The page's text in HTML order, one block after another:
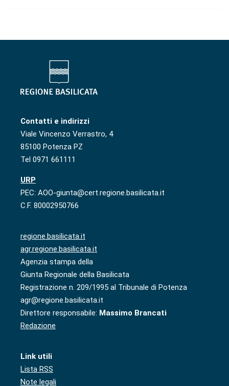
Contatti e indirizzi
Viale Vincenzo Verrastro, 4
85100 Potenza PZ
Tel 0971 661111
URP
PEC: AOO-giunta@cert.regione.basilicata.it
C.F. 80002950766
regione.basilicata.it
agr.regione.basilicata.it
Agenzia stampa della
Giunta Regionale della Basilicata
Registrazione n. 209/1995 al Tribunale di Potenza
agr@regione.basilicata.it
Direttore responsabile: Massimo Brancati
Redazione
Link utili
Lista RSS
Note legali